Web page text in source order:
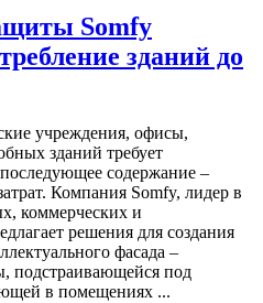
Somfy
зданий до
учреждения, офисы,
зданий требует
содержание –
Компания Somfy, лидер в
коммерческих и
решения для создания
фасада –
подстраивающейся под
в помещениях ...